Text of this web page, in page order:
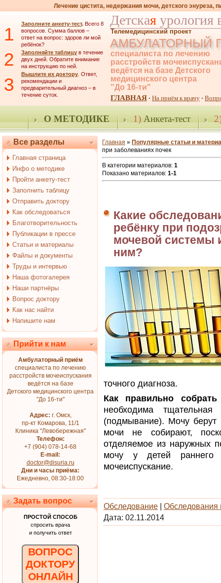
Лечение цистита, недержания мочи, детского энуреза,
1 Заполните анкету-тест. Всего 8
вопросов. Сумма баллов –
ответ на вопрос: здоров ли мой
ребёнок?
2 Заполняйте таблицу в течение
двух дней. Обратите внимание
на инструкцию по ней.
3 Вышлите их доктору. Ответ,
рекомендации и
предварительный диагноз – в
течение суток.
Детская урология
Телемедицинский проект
АМБУЛАТОРНЫЙ
специалиста по лечению
расстройств
ведётся на базе Детского
медицинского центра
"До 16-ти"
ГЛАВНАЯ · На приём к врачу ·
О МЕТОДИКЕ 1)Анкета-тест
Все разделы
Главная страница
Инфо о методике
Пройти анкету-тест
Заполнить таблицу
Отправить доктору
Как обследоваться
Благотворительность
Публикации в прессе
Статьи и материалы
Файлы и документы
Труды и интервью
Наша фотогалерея
Наши партнёры
Вопрос доктору
Как нас найти
Напишите нам
Прийти к нам
Амбулаторный приём
специалиста по лечению
расстройств мочеиспускания
ведётся на базе
Детского медицинского центра
"До 16-ти"
Адрес: г. Омск,
пр-кт Комарова, 11/1
Клиника "Левобережная"
Телефон:
+7 (904) 078-14-68
E-mail:
doctor@disuria.ru
Дни и часы приёма:
Ежедневно, 08:30-18:00
Задать вопрос
ПРОСТОЙ СПОСОБ
спросить врача
и получить ответ
ВОПРОС
ДОКТОРУ
ОНЛАЙН
Главная » Популярные статьи и
при заболеваниях почек
В категории материалов: 1
Показано материалов: 1-1
Какие
ребёнку при
мочевой системы
ним?
точного диагноза.
Как правильно
необходима
(подмывание). Мочу берут
мочи не собирают,
отделяемое из наружных
мочу у детей раннего
мочеиспускание.
Обследование
Обследования
Дата: 02.11.2014